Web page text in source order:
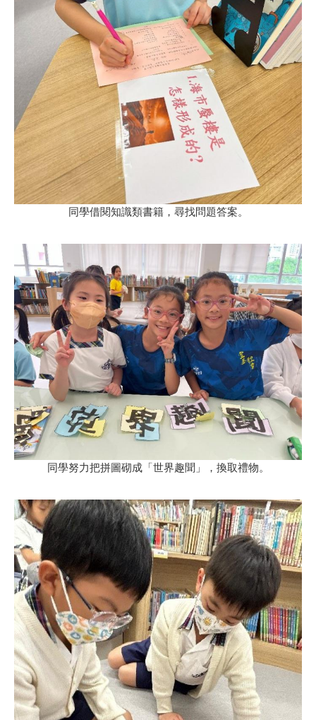
同學借閱知識類書籍，尋找問題答案。
同學努力把拼圖砌成「世界趣聞」，換取禮物。